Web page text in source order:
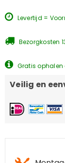
Levertijd =
Bezorgkosten
Gratis
Veilig en